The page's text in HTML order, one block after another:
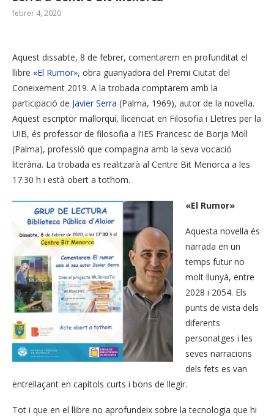
febrer 4, 2020
Aquest dissabte, 8 de febrer, comentarem en profunditat el
llibre «El Rumor», obra guanyadora del Premi Ciutat del
Coneixement 2019. A la trobada comptarem amb la
participació de Javier Serra (Palma, 1969), autor de la novel·la.
Aquest escriptor mallorquí, llicenciat en Filosofia i Lletres per la
UIB, és professor de filosofia a l’IES Francesc de Borja Moll
(Palma), professió que compagina amb la seva vocació
literària. La trobada es realitzarà al Centre Bit Menorca a les
17.30 h i està obert a tothom.
«El Rumor»
Aquesta novel·la és
narrada en un
temps futur no
molt llunyà, entre
2028 i 2054. Els
punts de vista dels
diferents
personatges i les
seves narracions
dels fets es van
entrellaçant en capítols curts i bons de llegir.
Tot i que en el llibre no aprofundeix sobre la tecnologia que hi